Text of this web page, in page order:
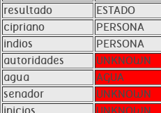
resultado
ESTADO
cipriano
PERSONA
indios
PERSONA
autoridades
UNKNOWN
agua
AGUA
senador
UNKNOWN